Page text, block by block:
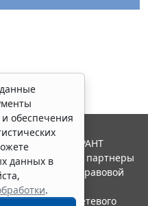
обеспечения
данных в
.
Система ГАРАНТ
"Гарант" и ее партнеры
ассоциации правовой
в качестве сетевого